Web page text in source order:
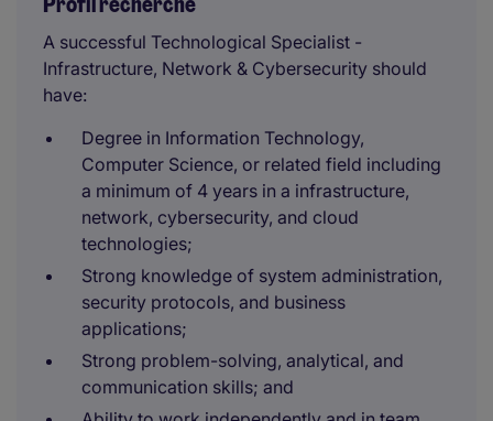
A successful Technological Specialist -
Infrastructure, Network & Cybersecurity should
have:
Degree in Information Technology,
Computer Science, or related field including
a minimum of 4 years in a infrastructure,
network, cybersecurity, and cloud
technologies;
Strong knowledge of system administration,
security protocols, and business
applications;
Strong problem-solving, analytical, and
communication skills; and